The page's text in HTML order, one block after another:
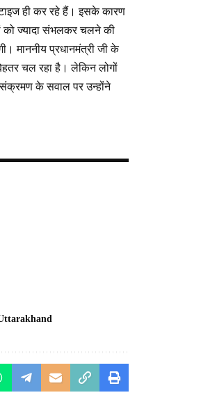
ही कर रहे हैं। इसके कारण
को ज्यादा संभलकर चलने की
माननीय प्रधानमंत्री जी के
चल रहा है। लेकिन लोगों
के सवाल पर उन्होंने